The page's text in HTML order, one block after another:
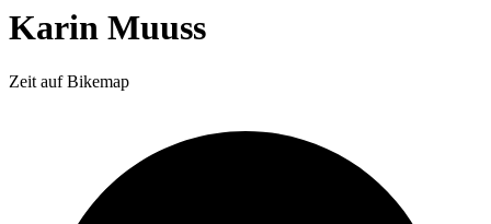
Karin Muuss
Zeit auf Bikemap